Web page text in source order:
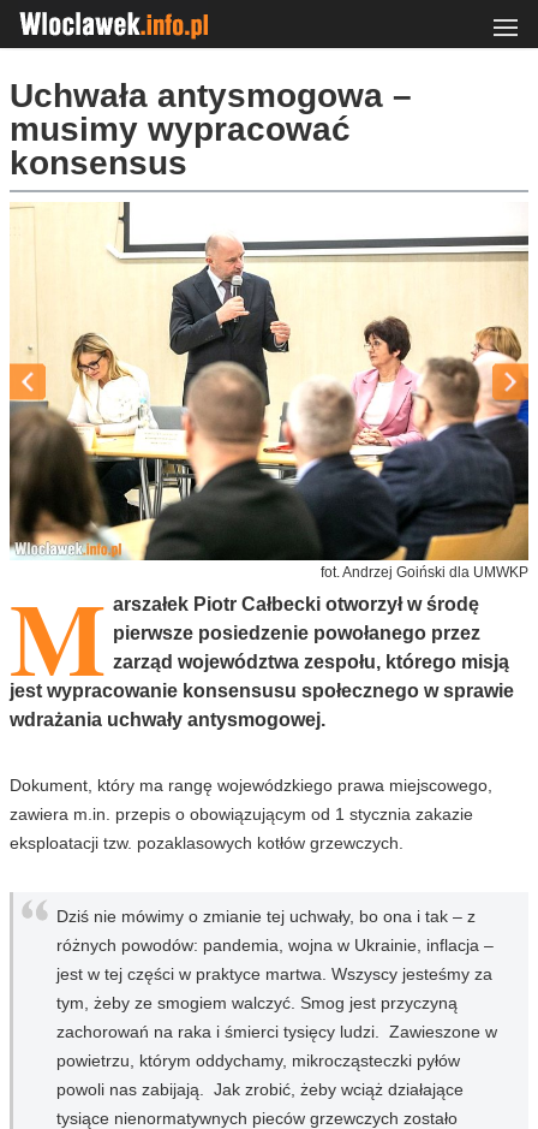
Uchwała antysmogowa –
musimy wypracować
konsensus
fot. Andrzej Goiński dla UMWKP
M arszałek Piotr Całbecki otworzył w środę
pierwsze posiedzenie powołanego przez
zarząd województwa zespołu, którego misją
jest wypracowanie konsensusu społecznego w sprawie
wdrażania uchwały antysmogowej.
Dokument, który ma rangę wojewódzkiego prawa miejscowego,
zawiera m.in. przepis o obowiązującym od 1 stycznia zakazie
eksploatacji tzw. pozaklasowych kotłów grzewczych.
Dziś nie mówimy o zmianie tej uchwały, bo ona i tak – z
różnych powodów: pandemia, wojna w Ukrainie, inflacja –
jest w tej części w praktyce martwa. Wszyscy jesteśmy za
tym, żeby ze smogiem walczyć. Smog jest przyczyną
zachorowań na raka i śmierci tysięcy ludzi. Zawieszone w
powietrzu, którym oddychamy, mikrocząsteczki pyłów
powoli nas zabijają. Jak zrobić, żeby wciąż działające
tysiące nienormatywnych pieców grzewczych zostało